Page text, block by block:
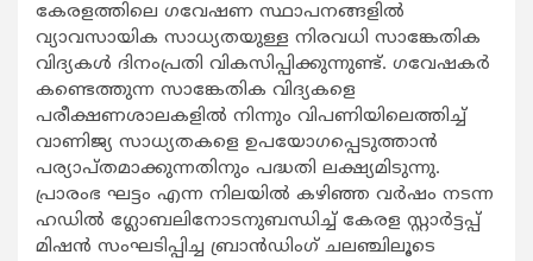
കേരളത്തിലെ ഗവേഷണ സ്ഥാപനങ്ങളില്‍
വ്യാവസായിക സാധ്യതയുള്ള നിരവധി സാങ്കേതിക
വിദ്യകള്‍ ദിനംപ്രതി വികസിപ്പിക്കുന്നുണ്ട്. ഗവേഷകര്‍
കണ്ടെത്തുന്ന സാങ്കേതിക വിദ്യകളെ
പരീക്ഷണശാലകളില്‍ നിന്നും വിപണിയിലെത്തിച്ച്
വാണിജ്യ സാധ്യതകളെ ഉപയോഗപ്പെടുത്താന്‍
പര്യാപ്തമാക്കുന്നതിനും പദ്ധതി ലക്ഷ്യമിടുന്നു.
പ്രാരംഭ ഘട്ടം എന്ന നിലയില്‍ കഴിഞ്ഞ വര്‍ഷം നടന്ന
ഹഡില്‍ ഗ്ലോബലിനോടനുബന്ധിച്ച് കേരള സ്റ്റാര്‍ട്ടപ്പ്
മിഷന്‍ സംഘടിപ്പിച്ച ബ്രാന്‍ഡിംഗ് ചലഞ്ചിലൂടെ